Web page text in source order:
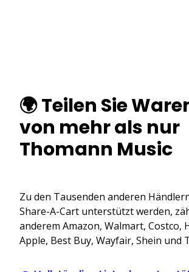
🌍 Teilen Sie
von mehr als nur
Thomann Music
Zu den Tausenden anderen
Share-A-Cart unterstützt werden,
anderem Amazon, Walmart, Costco,
Apple, Best Buy, Wayfair, Shein und